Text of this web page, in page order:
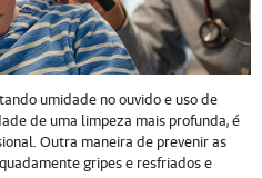
umidade no ouvido e uso de
de uma limpeza mais profunda, é
Outra maneira de prevenir as
gripes e resfriados e